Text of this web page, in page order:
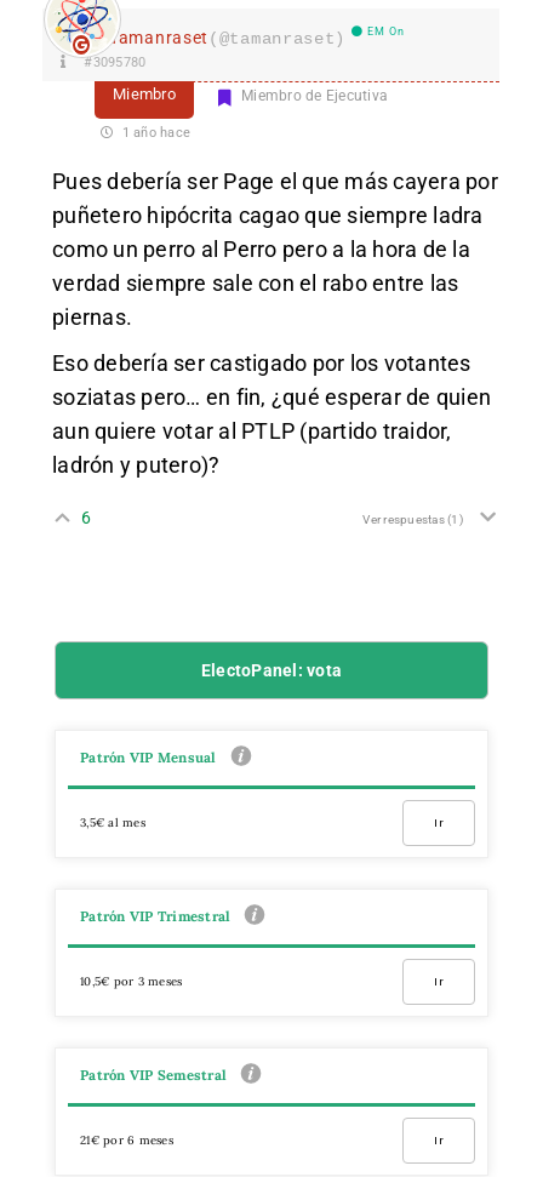
Tamanraset (@tamanraset) EM On
#3095780
Miembro Miembro de Ejecutiva
1 año hace
Pues debería ser Page el que más cayera por
puñetero hipócrita cagao que siempre ladra
como un perro al Perro pero a la hora de la
verdad siempre sale con el rabo entre las
piernas.
Eso debería ser castigado por los votantes
soziatas pero… en fin, ¿qué esperar de quien
aun quiere votar al PTLP (partido traidor,
ladrón y putero)?
6 Ver respuestas(1)
ElectoPanel: vota
Patrón VIP Mensual
3,5€ al mes Ir
Patrón VIP Trimestral
10,5€ por 3 meses Ir
Patrón VIP Semestral
21€ por 6 meses Ir